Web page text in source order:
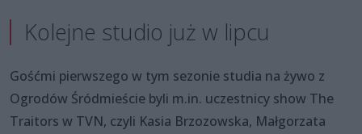
Kolejne studio już w lipcu
Gośćmi pierwszego w tym sezonie studia na żywo z
Ogrodów Śródmieście byli m.in. uczestnicy show The
Traitors w TVN, czyli Kasia Brzozowska, Małgorzata